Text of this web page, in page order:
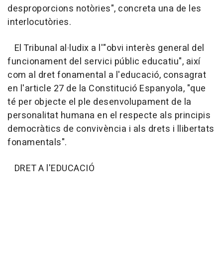
desproporcions notòries", concreta una de les
interlocutòries.
El Tribunal al·ludix a l'"obvi interès general del
funcionament del servici públic educatiu", així
com al dret fonamental a l'educació, consagrat
en l'article 27 de la Constitució Espanyola, "que
té per objecte el ple desenvolupament de la
personalitat humana en el respecte als principis
democràtics de convivència i als drets i llibertats
fonamentals".
DRET A l'EDUCACIÓ